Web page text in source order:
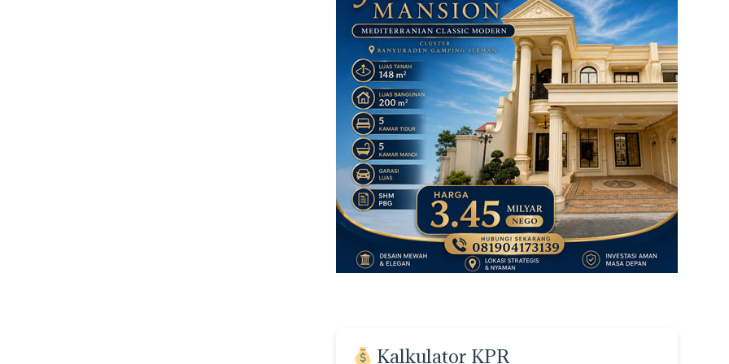
Kalkulator KPR